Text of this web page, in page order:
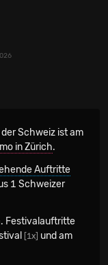
der Schweiz ist am
in Zürich.
Auftritte
1 Schweizer
Festivalauftritte
[1x] und am